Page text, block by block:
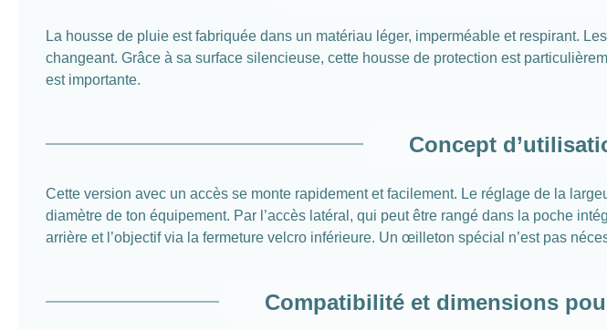
La housse de pluie est fabriquée dans un matériau léger, imperméable et respirant.
changeant. Grâce à sa surface silencieuse, cette housse de protection est
est importante.
Concept
Cette version avec un accès se monte rapidement et facilement. Le réglage de la
diamètre de ton équipement. Par l’accès latéral, qui peut être rangé dans la poche
arrière et l’objectif via la fermeture velcro inférieure. Un œilleton spécial n’est pas
Compatibilité et dimensions